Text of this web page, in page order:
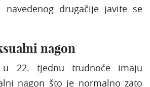
drugačije javite se
nagon
u 22. tjednu trudnoće imaju
nagon što je normalno zato